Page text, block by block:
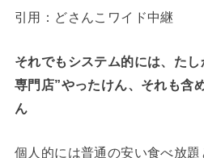
引用：どさんこワイド中継
それでもシステム的には、た
専門店”やったけん、それも含
ん
個人的には普通の安い食べ放